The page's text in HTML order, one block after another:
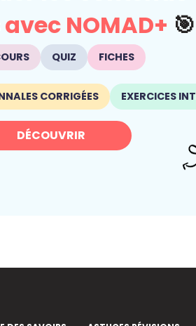
avec NOMAD+ 🎯
QUIZ FICHES
CORRIGÉES EXERCICES
DÉCOUVRIR